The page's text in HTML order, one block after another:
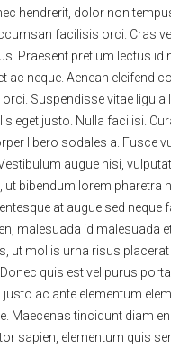
hendrerit, dolor non
facilisis orci. Cras
Praesent pretium lectus
ac neque. Aenean eleifend
Suspendisse vitae
eget justo. Nulla facilisi.
libero sodales a. Fusce
augue nisi,
ut bibendum lorem pharetra
at augue sed neque
malesuada id malesuada
ut mollis urna risus
quis est vel purus
ac ante elementum
Maecenas tincidunt diam
sapien, elementum quis